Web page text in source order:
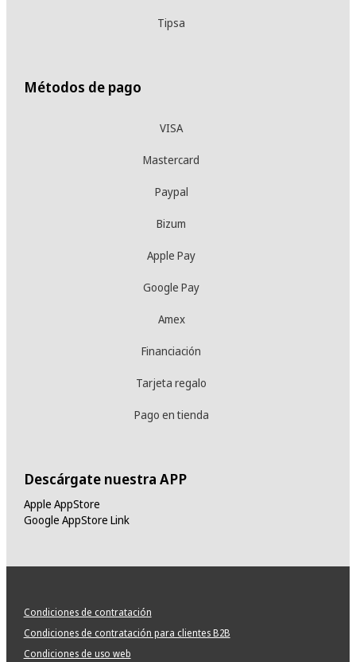
Tipsa
Métodos de pago
VISA
Mastercard
Paypal
Bizum
Apple Pay
Google Pay
Amex
Financiación
Tarjeta regalo
Pago en tienda
Descárgate nuestra APP
Apple AppStore
Google AppStore Link
Condiciones de contratación
Condiciones de contratación para clientes B2B
Condiciones de uso web